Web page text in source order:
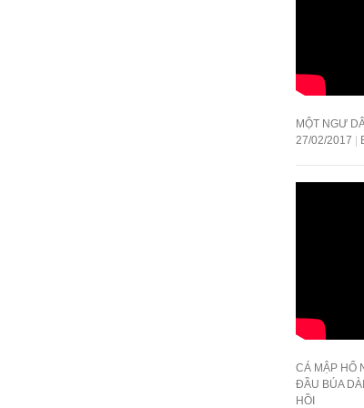
MỘT NGƯ
27/02/2017
CÁ MẬP HỔ
ĐẦU BÚA
HỒI